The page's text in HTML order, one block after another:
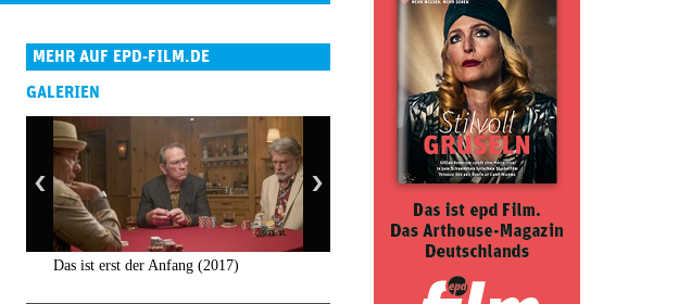
MEHR AUF EPD-FILM.DE
GALERIEN
Das ist erst der Anfang (2017)